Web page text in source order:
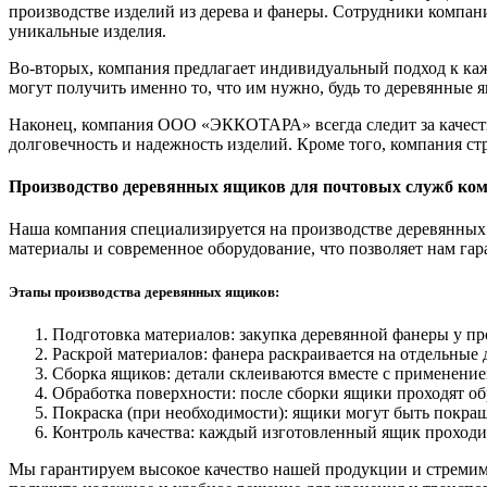
производстве изделий из дерева и фанеры. Сотрудники
уникальные изделия.
Во-вторых, компания предлагает индивидуальный подход к
могут получить именно то, что им нужно, будь то
Наконец, компания ООО «ЭККОТАРА» всегда следит за
долговечность и надежность изделий. Кроме того, компания
Производство деревянных ящиков для почтовых служб
Наша компания специализируется на производстве
материалы и современное оборудование, что позволяет нам
Этапы производства деревянных ящиков:
Подготовка материалов: закупка деревянной фанеры у
Раскрой материалов: фанера раскраивается на
Сборка ящиков: детали склеиваются вместе с
Обработка поверхности: после сборки ящики проходят
Покраска (при необходимости): ящики могут быть
Контроль качества: каждый изготовленный ящик
Мы гарантируем высокое качество нашей продукции и